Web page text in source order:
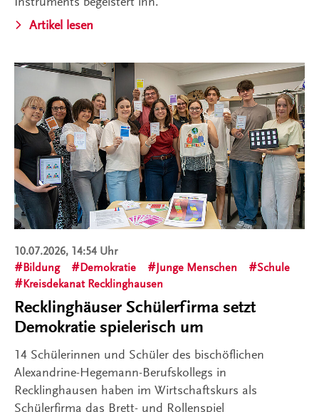
Artikel lesen
10.07.2026, 14:54 Uhr
Bildung
Demokratie Junge Menschen
Schule
Kreisdekanat Recklinghausen
Recklinghäuser Schülerfirma setzt
Demokratie spielerisch um
14 Schülerinnen und Schüler des bischöflichen
Alexandrine-Hegemann-Berufskollegs in
Recklinghausen haben im Wirtschaftskurs als
Schülerfirma das Brett- und Rollenspiel